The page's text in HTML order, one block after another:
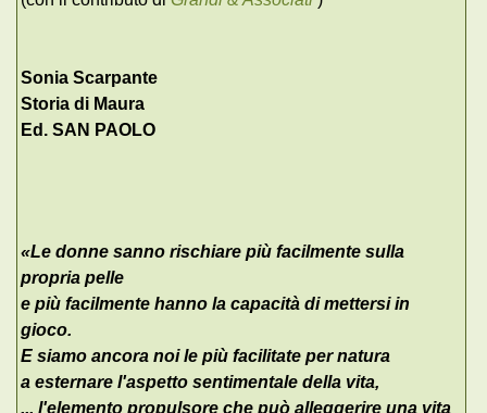
Sonia Scarpante
Storia di Maura
Ed. SAN PAOLO
«Le donne sanno rischiare più facilmente sulla
propria pelle
e più facilmente hanno la capacità di mettersi in
gioco.
E siamo ancora noi le più facilitate per natura
a esternare l'aspetto sentimentale della vita,
... l'elemento propulsore che può alleggerire una vita